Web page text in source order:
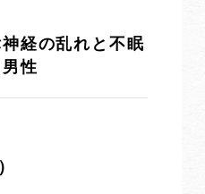
経の乱れと不眠
性